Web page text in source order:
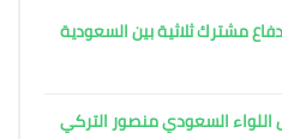
مشترك ثلاثية بين السعودية
اللواء السعودي منصور التركي